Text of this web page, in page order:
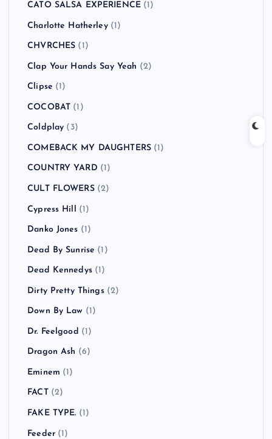
CATO SALSA EXPERIENCE (1)
Charlotte Hatherley(1)
CHVRCHES (1)
Clap Your Hands Say Yeah (2)
Clipse (1)
COCOBAT (1)
Coldplay (3)
COMEBACK MY DAUGHTERS (1)
COUNTRY YARD (1)
CULT FLOWERS(2)
Cypress Hill (1)
Danko Jones (1)
Dead By Sunrise (1)
Dead Kennedys(1)
Dirty Pretty Things(2)
Down By Law (1)
Dr. Feelgood (1)
Dragon Ash (6)
Eminem (1)
FACT(2)
FAKE TYPE. (1)
Feeder(1)